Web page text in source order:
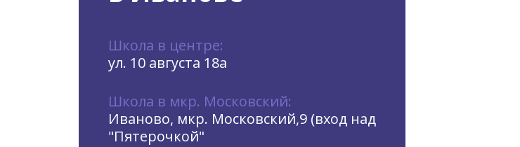
Школа в центре:
ул. 10 августа 18а
Школа в мкр. Московский:
Иваново, мкр. Московский,9 (вход над
"Пятерочкой"